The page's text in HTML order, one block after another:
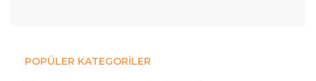
POPÜLER KATEGORİLER